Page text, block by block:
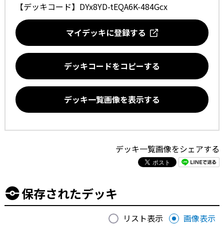
【デッキコード】 DYx8YD-tEQA6K-484Gcx
マイデッキに登録する
デッキコードをコピーする
デッキ一覧画像を表示する
デッキ一覧画像をシェアする
保存されたデッキ
リスト表示 画像表示